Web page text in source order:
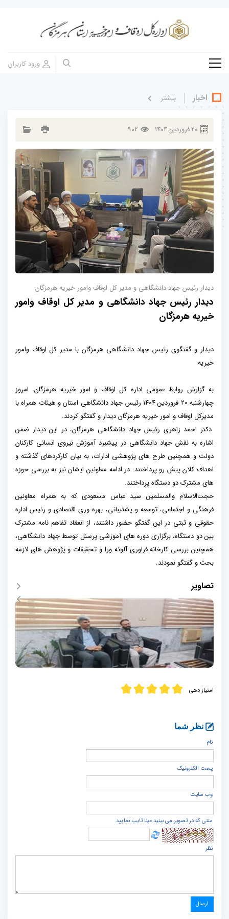
اخبار بيشتر
20فروردين1404
902
دیدار رئیس جهاد دانشگاهی و مدیر کل اوقاف وامور خیریه هرمزگان
دیدار رئیس جهاد دانشگاهی و مدیر کل اوقاف وامور
خیریه هرمزگان
دیدار و گفتگوی رئیس جهاد دانشگاهی هرمزگان با مدیر کل اوقاف وامور
خیریه
به گزارش روابط عمومی اداره کل اوقاف و امور خیریه هرمزگان، امروز
چهارشنبه ۲۰ فروردین ۱۴۰۴ رئیس جهاد دانشگاهی استان و هیئات همراه با
مدیرکل اوقاف و امور خیریه هرمزگان دیدار و گفتگو کردند.
دکتر احمد زاهری رئیس جهاد دانشگاهی هرمزگان، در این دیدار ضمن
اشاره به نقش جهاد دانشگاهی در پیشبرد آموزش نیروی انسانی کارکنان
دولت و همچنین طرح های پژوهشی ادارات، به بیان کارکردهای گذشته و
اهداف کلان پیش رو پرداختند. در ادامه معاونین ایشان نیز به بررسی حوزه
های مشترک دو دستگاه پرداختند.
حجت‌الاسلام والمسلمین سید عباس مسعودی که به همراه معاونین
فرهنگی و اجتماعی، توسعه و پشتیبانی، بهره وری اقتصادی و رئیس اداره
حقوقی و ثبتی در این گفتگو حضور داشتند، از انعقاد تفاهم نامه مشترک
بین دو دستگاه، برگزاری دوره های آموزشی پرسنل توسط جهاد دانشگاهی،
همچنین بررسی کارخانه فراوری آلوئه ورا و تحقیقات و پژوهش های لازمه
بحث و گفتگو نمودند.
تصاویر
امتیاز دهی
نظر شما
نام
پست الكترونيک
وب سایت
متنی که در تصویر می بینید عینا تایپ نمایید
نظر